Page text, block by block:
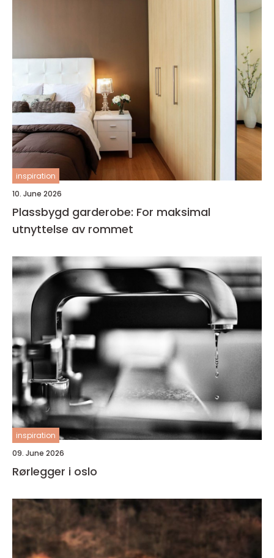
inspiration
10. June 2026
Plassbygd garderobe: For maksimal
utnyttelse av rommet
inspiration
09. June 2026
Rørlegger i oslo